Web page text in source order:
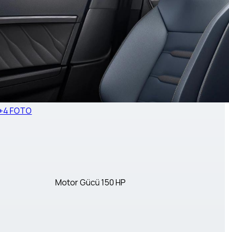
FOTO
Motor Gücü150 HP